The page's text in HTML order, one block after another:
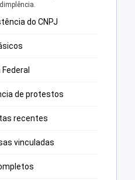
do CNPJ
de protestos
recentes
vinculadas